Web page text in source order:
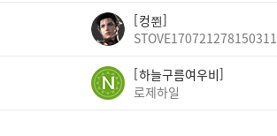
컹쮠
STOVE170721278150311
하늘구름여우비
로제하일